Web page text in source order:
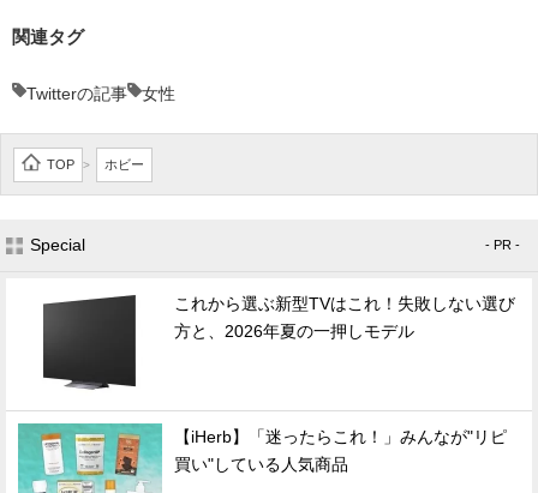
関連タグ
Twitterの記事 女性
TOP > ホビー
Special - PR -
これから選ぶ新型TVはこれ！失敗しない選び
方と、2026年夏の一押しモデル
【iHerb】「迷ったらこれ！」みんなが"リピ
買い"している人気商品